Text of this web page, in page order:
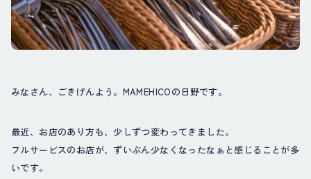
みなさん、ごきげんよう。MAMEHICOの日野です。
最近、お店のあり方も、少しずつ変わってきました。
フルサービスのお店が、ずいぶん少なくなったなぁと感じることが多
いです。